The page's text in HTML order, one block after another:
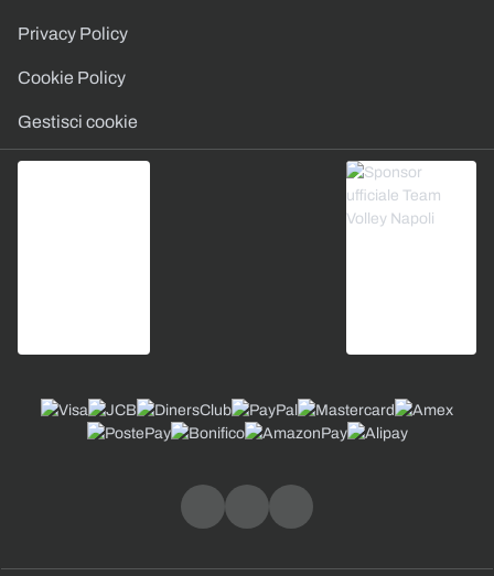
Privacy Policy
Cookie Policy
Gestisci cookie